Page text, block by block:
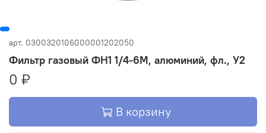
арт. 0300320106000001202050
Фильтр газовый ФН1 1/4-6М, алюминий, фл., У2
0 ₽
В корзину